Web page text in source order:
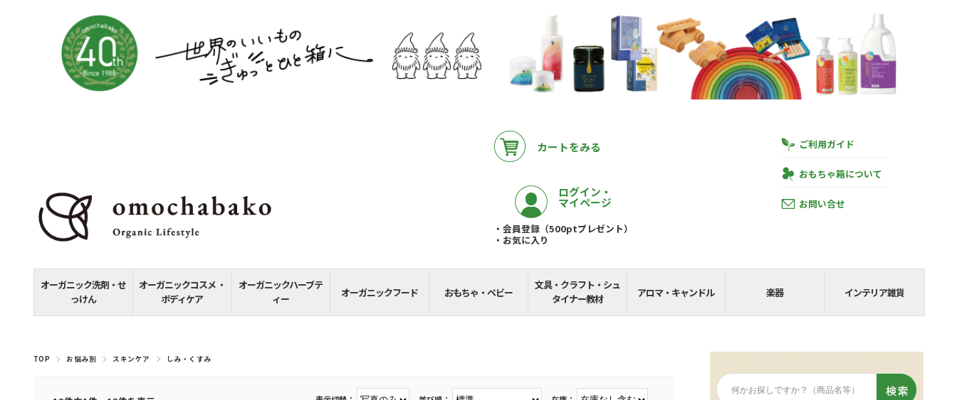
ご利用ガイド
おもちゃ箱について
お問い合せ
カートをみる
ログイン・
マイページ
・会員登録（500ptプレゼント）
・お気に入り
__REMAINING_FREE_SHIPPING__
オーガニック洗剤・せ
っけん
オーガニックコスメ ・
ボディケア
オーガニックハーブテ
ィー
オーガニックフード おもちゃ・ベビー
文具・クラフト・シュ
タイナー教材
アロマ・キャンドル 楽器 インテリア雑貨
TOP お悩み別 スキンケア しみ・くすみ